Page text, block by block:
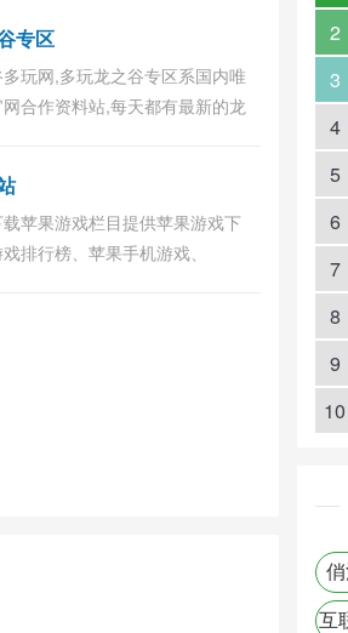
...
专区
玩网,多玩龙之谷专区系国内唯
合作资料站,每天都有最新的龙
苹果游戏栏目提供苹果游戏下
排行榜、苹果手机游戏、
2
3
4
5
6
7
8
9
10
互